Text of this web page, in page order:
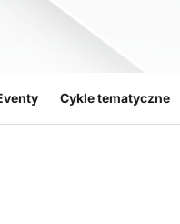
Cykle tematyczne